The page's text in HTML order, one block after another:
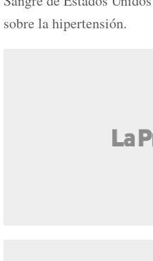
sobre la hipertensión.